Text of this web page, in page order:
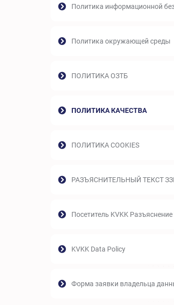
Политика информационной
Политика окружающей среды
ПОЛИТИКА ОЗТБ
ПОЛИТИКА КАЧЕСТВА
ПОЛИТИКА COOKIES
РАЗЪЯСНИТЕЛЬНЫЙ ТЕКСТ
Посетитель KVKK Разъяснение
KVKK Data Policy
Форма заявки владельца